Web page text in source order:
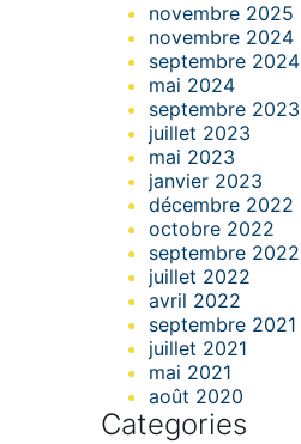
novembre 2025
novembre 2024
septembre 2024
mai 2024
septembre 2023
juillet 2023
mai 2023
janvier 2023
décembre 2022
octobre 2022
septembre 2022
juillet 2022
avril 2022
septembre 2021
juillet 2021
mai 2021
août 2020
Categories